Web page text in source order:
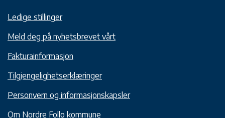
Ledige stillinger
Meld deg på nyhetsbrevet vårt
Fakturainformasjon
Tilgjengelighetserklæringer
Personvern og informasjonskapsler
Om Nordre Follo kommune